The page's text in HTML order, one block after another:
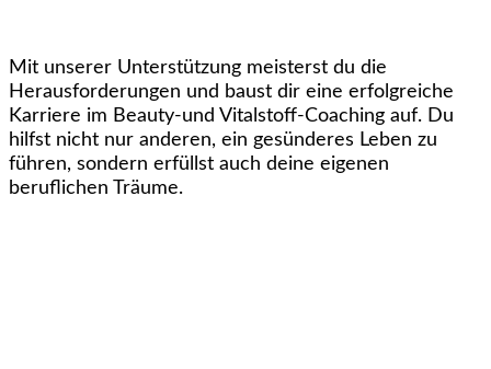
Mit unserer Unterstützung meisterst du die
Herausforderungen und baust dir eine erfolgreiche
Karriere im Beauty-und Vitalstoff-Coaching auf. Du
hilfst nicht nur anderen, ein gesünderes Leben zu
führen, sondern erfüllst auch deine eigenen
beruflichen Träume.